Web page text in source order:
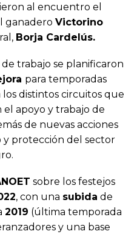
al encuentro el
ganadero Victorino
Borja Cardelús.
trabajo se planificaron
para temporadas
distintos circuitos que
apoyo y trabajo de
de nuevas acciones
y protección del sector
sobre los festejos
, con una subida de
2019 (última temporada
y una base